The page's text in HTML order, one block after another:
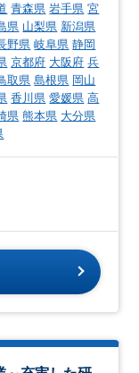
青森県 岩手県 宮
県 山梨県 新潟県
野県 岐阜県 静岡
京都府 大阪府 兵
取県 島根県 岡山
香川県 愛媛県 高
県 熊本県 大分県